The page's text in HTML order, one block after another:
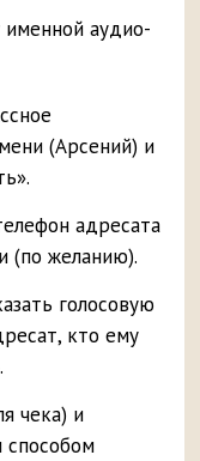
именной аудио-
(Арсений) и
адресата
(по желанию).
голосовую
кто ему
чека) и